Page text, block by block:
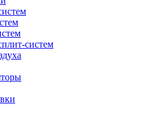
систем